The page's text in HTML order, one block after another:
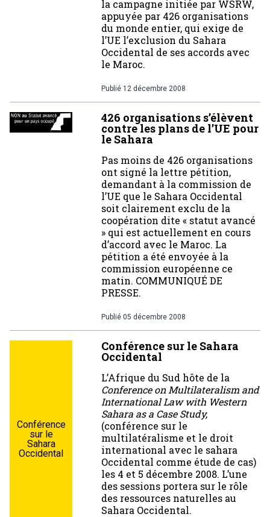
la campagne initiée par WSRW,
appuyée par 426 organisations
du monde entier, qui exige de
l’UE l’exclusion du Sahara
Occidental de ses accords avec
le Maroc.
Publié 12 décembre 2008
426 organisations s’élèvent
contre les plans de l’UE pour
le Sahara
Pas moins de 426 organisations
ont signé la lettre pétition,
demandant à la commission de
l’UE que le Sahara Occidental
soit clairement exclu de la
coopération dite « statut avancé
» qui est actuellement en cours
d’accord avec le Maroc. La
pétition a été envoyée à la
commission européenne ce
matin. COMMUNIQUÉ DE
PRESSE.
Publié 05 décembre 2008
Conférence
sur le
Sahara
Occidental
Conférence sur le Sahara
Occidental
L’Afrique du Sud hôte de la
Conference on Multilateralism and
International Law with Western
Sahara as a Case Study,
(conférence sur le
multilatéralisme et le droit
international avec le sahara
Occidental comme étude de cas)
les 4 et 5 décembre 2008. L’une
des sessions portera sur le rôle
des ressources naturelles au
Sahara Occidental.